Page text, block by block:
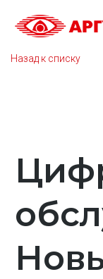
Назад к списку